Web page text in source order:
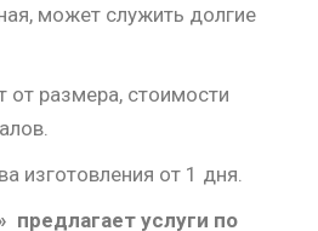
может служить долгие
от размера, стоимости
изготовления от 1 дня.
услуги по